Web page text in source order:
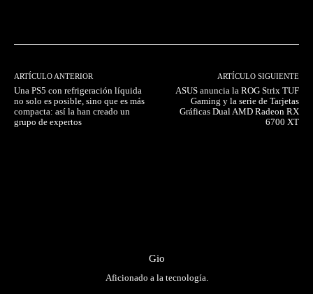
ARTÍCULO ANTERIOR
Una PS5 con refrigeración líquida
no solo es posible, sino que es más
compacta: así la han creado un
grupo de expertos
ARTÍCULO SIGUIENTE
ASUS anuncia la ROG Strix TUF
Gaming y la serie de Tarjetas
Gráficas Dual AMD Radeon RX
6700 XT
Gio
Aficionado a la tecnología.